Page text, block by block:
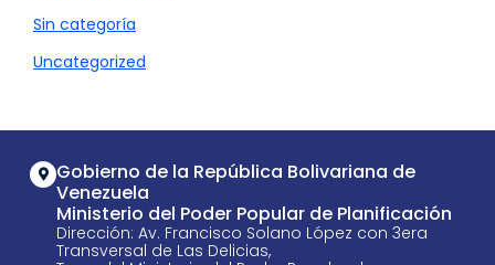
Sin categoría
Uncategorized
Gobierno de la República Bolivariana de
Venezuela
Ministerio del Poder Popular de Planificación
Dirección: Av. Francisco Solano López con 3era
Transversal de Las Delicias,